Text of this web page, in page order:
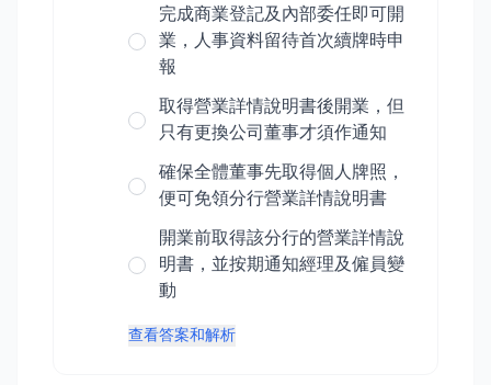
完成商業登記及內部委任即可開
業，人事資料留待首次續牌時申
報
取得營業詳情說明書後開業，但
只有更換公司董事才須作通知
確保全體董事先取得個人牌照，
便可免領分行營業詳情說明書
開業前取得該分行的營業詳情說
明書，並按期通知經理及僱員變
動
查看答案和解析